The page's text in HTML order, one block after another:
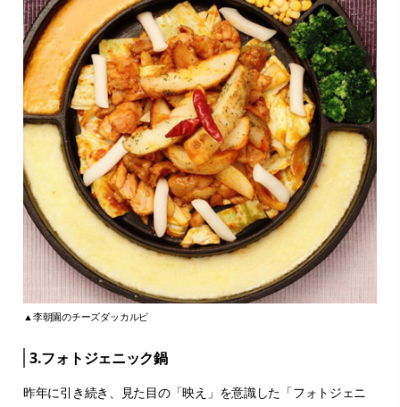
▲李朝園のチーズダッカルビ
3.フォトジェニック鍋
昨年に引き続き、見た目の「映え」を意識した「フォトジェニ